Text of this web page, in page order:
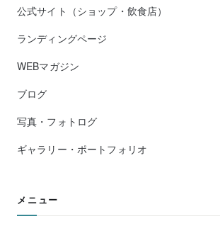
公式サイト（ショップ・飲食店）
ランディングページ
WEBマガジン
ブログ
写真・フォトログ
ギャラリー・ポートフォリオ
メニュー